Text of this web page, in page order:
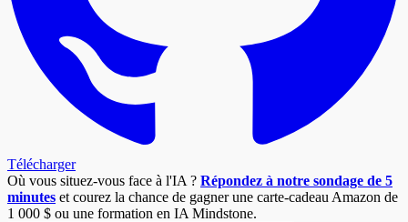
Télécharger
Où vous situez-vous face à l'IA ? Répondez à notre sondage de 5
minutes et courez la chance de gagner une carte-cadeau Amazon de
1 000 $ ou une formation en IA Mindstone.